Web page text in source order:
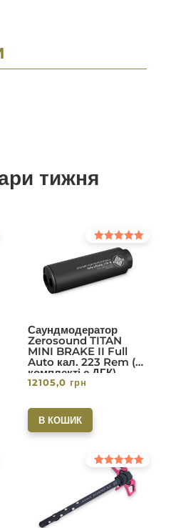
тижня
Саундмодератор
Zerosound TITAN
MINI BRAKE II Full
Auto кал. 223 Rem (в
комплекті с ДГК)
різьба 1/2-28. Вlack
Оцінено в
5.00
з 5
12105,0 грн
В КОШИК
Оцінено в
з 5